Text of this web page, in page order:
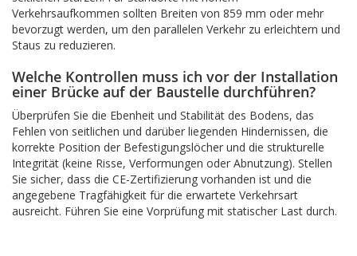
Verkehrsaufkommen sollten Breiten von 859 mm oder mehr
bevorzugt werden, um den parallelen Verkehr zu erleichtern und
Staus zu reduzieren.
Welche Kontrollen muss ich vor der Installation
einer Brücke auf der Baustelle durchführen?
Überprüfen Sie die Ebenheit und Stabilität des Bodens, das
Fehlen von seitlichen und darüber liegenden Hindernissen, die
korrekte Position der Befestigungslöcher und die strukturelle
Integrität (keine Risse, Verformungen oder Abnutzung). Stellen
Sie sicher, dass die CE-Zertifizierung vorhanden ist und die
angegebene Tragfähigkeit für die erwartete Verkehrsart
ausreicht. Führen Sie eine Vorprüfung mit statischer Last durch.